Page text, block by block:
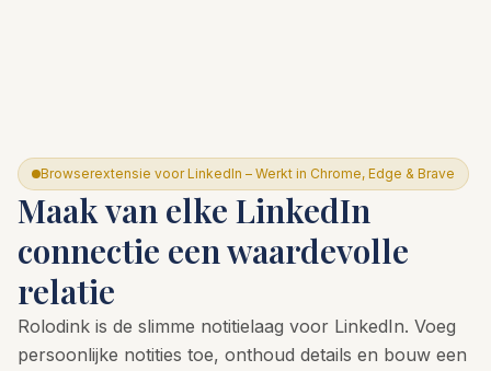
Browserextensie voor LinkedIn – Werkt in Chrome, Edge & Brave
Maak van elke LinkedIn
connectie een waardevolle
relatie
Rolodink is de slimme notitielaag voor LinkedIn. Voeg
persoonlijke notities toe, onthoud details en bouw een